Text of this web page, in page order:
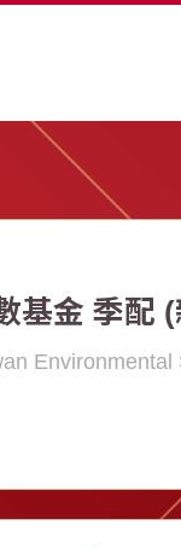
基金 季配